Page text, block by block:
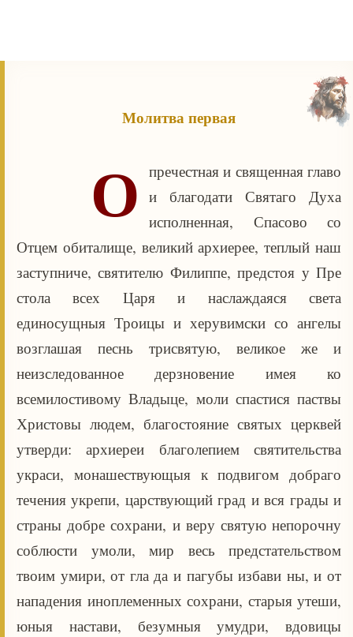
Молитва первая
О пречестная и священная главо
и благодати Святаго Духа
исполненная, Спасово со
Отцем обиталище, великий архиерее, теплый наш
заступниче, святителю Филиппе, предстоя у Пре
стола всех Царя и наслаждаяся света
единосущныя Троицы и херувимски со ангелы
возглашая песнь трисвятую, великое же и
неизследованное дерзновение имея ко
всемилостивому Владыце, моли спастися паствы
Христовы людем, благостояние святых церквей
утверди: архиереи благолепием святительства
украси, монашествующыя к подвигом добраго
течения укрепи, царствующий град и вся грады и
страны добре сохрани, и веру святую непорочну
соблюсти умоли, мир весь предстательством
твоим умири, от гла да и пагубы избави ны, и от
нападения иноплеменных сохрани, старыя утеши,
юныя настави, безумныя умудри, вдовицы